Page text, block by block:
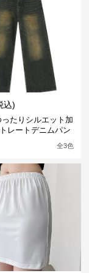
込)
たりシルエット加
レートデニムパン
全3色